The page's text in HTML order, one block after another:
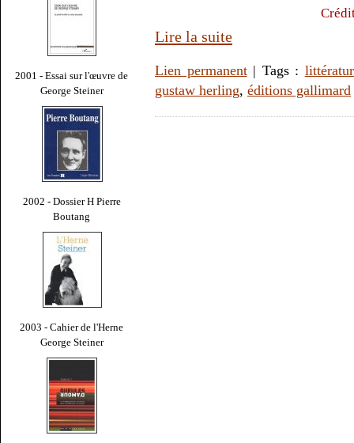
2001 - Essai sur l'œuvre de
George Steiner
2002 - Dossier H Pierre
Boutang
2003 - Cahier de l'Herne
George Steiner
Lire la suite
Lien permanent| Tags :
gustaw herling, éditions gallimard